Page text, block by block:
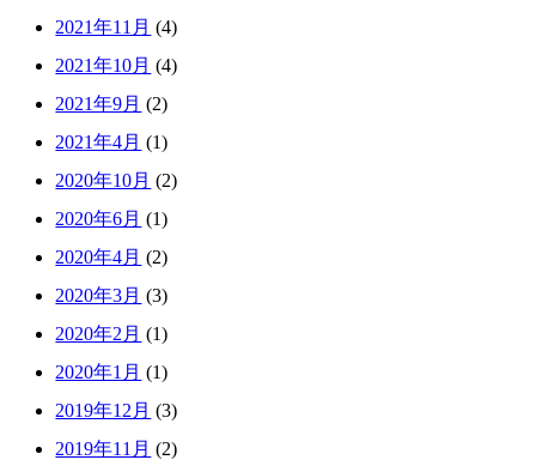
2021年11月 (4)
2021年10月 (4)
2021年9月 (2)
2021年4月 (1)
2020年10月 (2)
2020年6月 (1)
2020年4月 (2)
2020年3月 (3)
2020年2月 (1)
2020年1月 (1)
2019年12月 (3)
2019年11月 (2)